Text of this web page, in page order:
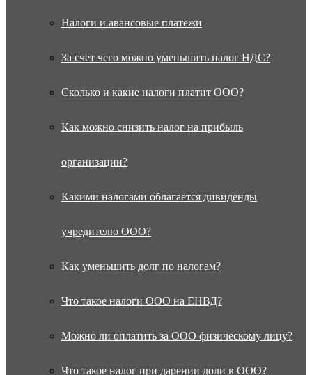
Налоги и авансовые платежи
За счет чего можно уменьшить налог НДС?
Сколько и какие налоги платит ООО?
Как можно снизить налог на прибыль
организации?
Какими налогами облагается дивиденды
учредителю ООО?
Как уменьшить долг по налогам?
Что такое налоги ООО на ЕНВД?
Можно ли оплатить за ООО физическому лицу?
Что такое налог при дарении доли в ООО?